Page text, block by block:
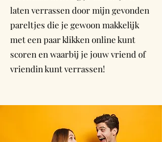
laten verrassen door mijn gevonden
pareltjes die je gewoon makkelijk
met een paar klikken online kunt
scoren en waarbij je jouw vriend of
vriendin kunt verrassen!